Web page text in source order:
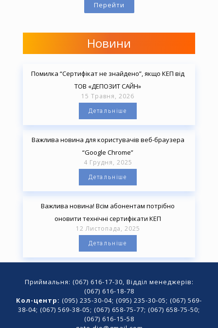
Перейти
Новини
Помилка “Сертифікат не знайдено”, якщо КЕП від
ТОВ «ДЕПОЗИТ САЙН»
15 Травня, 2026
Детальніше
Важлива новина для користувачів веб-браузера
“Google Chrome”
4 Грудня, 2025
Детальніше
Важлива новина! Всім абонентам потрібно
оновити технічні сертифікати КЕП
12 Листопада, 2025
Детальніше
Приймальня: (067) 616-17-30, Відділ менеджерів:
(067) 616-18-78
Кол-центр: (095) 235-30-04; (095) 235-30-05; (067) 569-
38-04; (067) 569-38-05; (067) 658-75-77; (067) 658-75-50;
(067) 616-15-58